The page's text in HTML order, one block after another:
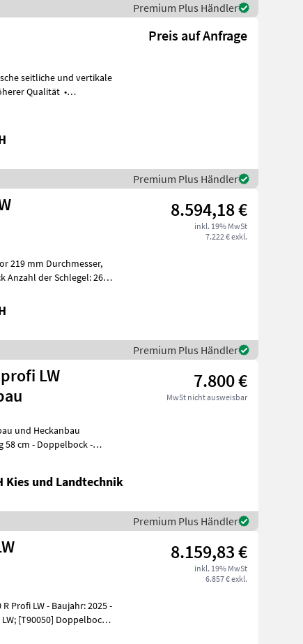
Premium Plus Händler
Preis auf Anfrage
seitliche und vertikale
Qualität •
Premium Plus Händler
8.594,18 €
inkl. 19% MwSt
7.222 € exkl.
219 mm Durchmesser,
Anzahl der Schlegel: 26
Premium Plus Händler
LW
7.800 €
MwSt nicht ausweisbar
und Heckanbau
Kies und Landtechnik
Premium Plus Händler
8.159,83 €
inkl. 19% MwSt
6.857 € exkl.
Profi LW - Baujahr: 2025 -
[T90050] Doppelbock;